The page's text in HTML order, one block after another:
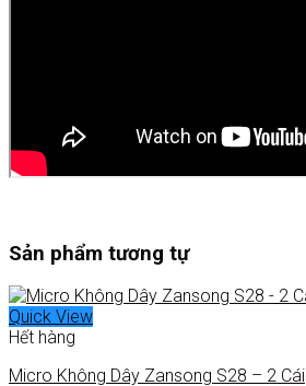
Sản phẩm tương tự
Quick View
Hết hàng
Micro Không Dây Zansong S28 – 2 Cái